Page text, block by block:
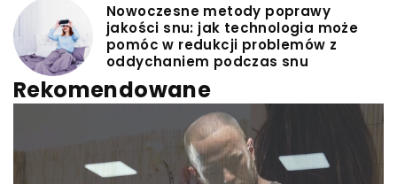
Nowoczesne metody poprawy
jakości snu: jak technologia może
pomóc w redukcji problemów z
oddychaniem podczas snu
Rekomendowane